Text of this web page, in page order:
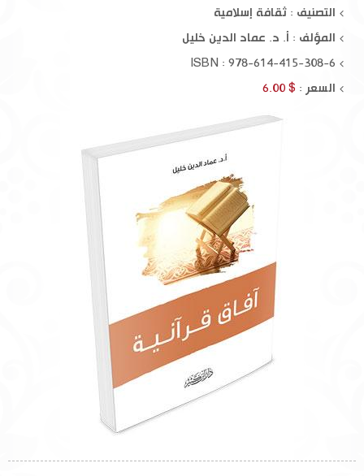
التصنيف : ثقافة إسلامية
المؤلف : أ. د. عماد الدين خليل
ISBN : 978-614-415-308-6
السعر : $ 6.00